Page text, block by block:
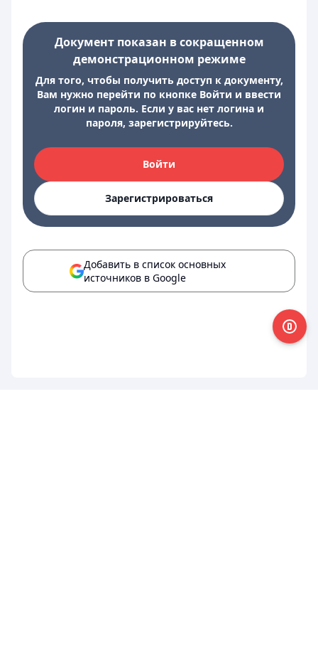
Документ показан в сокращенном
демонстрационном режиме
Для того, чтобы получить доступ к документу,
Вам нужно перейти по кнопке Войти и ввести
логин и пароль. Если у вас нет логина и
пароля, зарегистрируйтесь.
Войти
Зарегистрироваться
Добавить в список основных
источников в Google